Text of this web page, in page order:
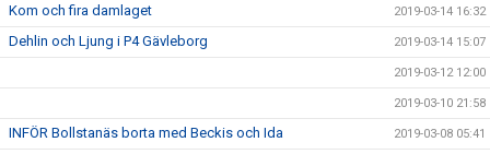
Kom och fira damlaget 2019-03-14 16:32
Dehlin och Ljung i P4 Gävleborg 2019-03-14 15:07
2019-03-12 12:00
2019-03-10 21:58
INFÖR Bollstanäs borta med Beckis och Ida 2019-03-08 05:41